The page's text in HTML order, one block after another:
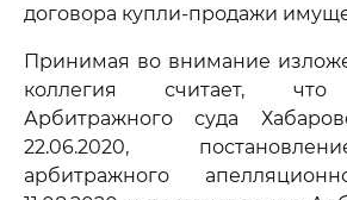
договора купли-продажи
Принимая во внимание
коллегия считает, что
Арбитражного суда
22.06.2020,
арбитражного